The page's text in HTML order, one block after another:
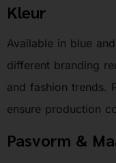
Kleur
Available in blue
different branding
and fashion trends.
ensure production
Pasvorm &